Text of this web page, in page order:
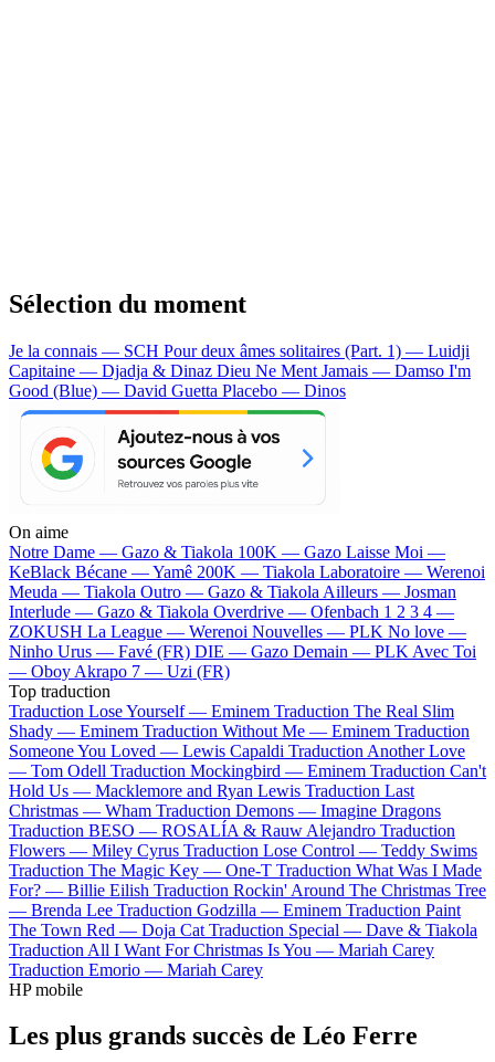
Sélection du moment
Je la connais — SCH Pour deux âmes solitaires (Part. 1) — Luidji
Capitaine — Djadja & Dinaz Dieu Ne Ment Jamais — Damso I'm
Good (Blue) — David Guetta Placebo — Dinos
On aime
Notre Dame — Gazo & Tiakola 100K — Gazo Laisse Moi —
KeBlack Bécane —Yamê 200K — Tiakola Laboratoire — Werenoi
Meuda — Tiakola Outro — Gazo & Tiakola Ailleurs — Josman
Interlude — Gazo & Tiakola Overdrive — Ofenbach 1 2 3 4 —
ZOKUSH La League — Werenoi Nouvelles — PLK No love —
Ninho Urus — Favé (FR) DIE — Gazo Demain — PLK Avec Toi
— Oboy Akrapo 7 — Uzi (FR)
Top traduction
Traduction Lose Yourself — Eminem Traduction The Real Slim
Shady — Eminem Traduction Without Me — Eminem Traduction
Someone You Loved — Lewis Capaldi Traduction Another Love
— Tom Odell Traduction Mockingbird — Eminem Traduction Can't
Hold Us — Macklemore and Ryan Lewis Traduction Last
Christmas — Wham Traduction Demons — Imagine Dragons
Traduction BESO — ROSALÍA & Rauw Alejandro Traduction
Flowers — Miley Cyrus Traduction Lose Control — Teddy Swims
Traduction The Magic Key — One-T Traduction What Was I Made
For? — Billie Eilish Traduction Rockin' Around The Christmas Tree
— Brenda Lee Traduction Godzilla — Eminem Traduction Paint
The Town Red — Doja Cat Traduction Special — Dave & Tiakola
Traduction All I Want For Christmas Is You — Mariah Carey
Traduction Emorio — Mariah Carey
HP mobile
Les plus grands succès de Léo Ferre